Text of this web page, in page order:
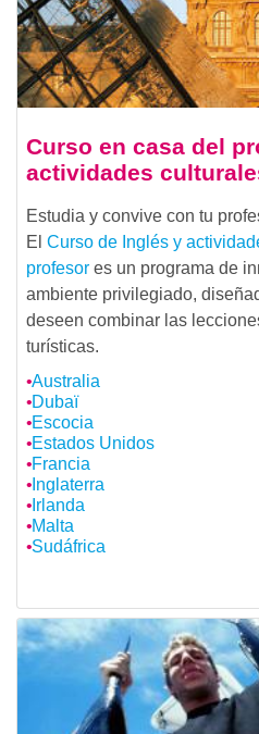
Curso en casa del
actividades
Estudia y convive con tu
El Curso de Inglés y
profesor es un programa de
ambiente privilegiado,
deseen combinar las
turísticas.
Australia
Dubaï
Escocia
Estados Unidos
Francia
Inglaterra
Irlanda
Malta
Sudáfrica